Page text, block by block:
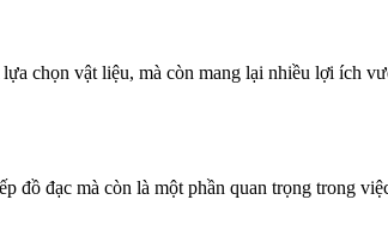
chọn vật liệu, mà còn mang lại nhiều lợi ích
đạc mà còn là một phần quan trọng trong